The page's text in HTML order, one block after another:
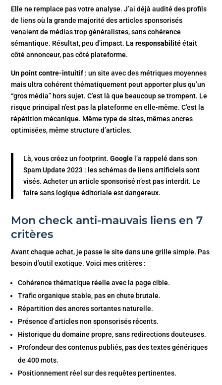
Elle ne remplace pas votre analyse. J’ai déjà audité des profils
de liens où la grande majorité des articles sponsorisés
venaient de médias trop généralistes, sans cohérence
sémantique. Résultat, peu d’impact. Laresponsabilitéétait
côté annonceur, pas côté plateforme.
Un point contre-intuitif : un site avec des métriques moyennes
mais ultra cohérent thématiquement peut apporter plus qu’un
“gros média” hors sujet. C’est là que beaucoup se trompent. Le
risque principal n’est pas la plateforme en elle-même. C’est la
répétition mécanique. Même type de sites, mêmes ancres
optimisées, même structure d’articles.
Là, vous créez un footprint.Google l’a rappelé dans son
Spam Update 2023 : les schémas de liens artificiels sont
visés. Acheter un article sponsorisé n’est pas interdit. Le
faire sans logique éditoriale est dangereux.
Mon check anti-mauvais liens en 7
critères
Avant chaque achat, je passe le site dans une grille simple. Pas
besoin d’outil exotique. Voici mes critères :
Cohérence thématique réelle avec la page cible.
Trafic organique stable, pas en chute brutale.
Répartition des ancres sortantes naturelle.
Présence d’articles non sponsorisés récents.
Historique du domaine propre, sans redirections douteuses.
Profondeur des contenus publiés, pas des textes génériques
de 400 mots.
Positionnement réel sur des requêtes pertinentes.